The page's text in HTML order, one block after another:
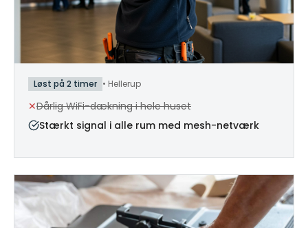
Løst på 2 timer • Hellerup
✕Dårlig WiFi-dækning i hele huset
Stærkt signal i alle rum med mesh-netværk